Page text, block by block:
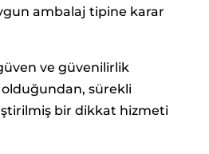
ambalaj tipine karar
ve güvenilirlik
sürekli
bir dikkat hizmeti